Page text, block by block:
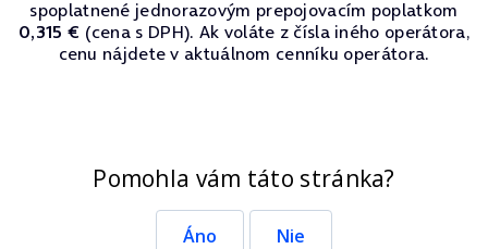
spoplatnené jednorazovým prepojovacím poplatkom
0,315 € (cena s DPH). Ak voláte z čísla iného operátora,
cenu nájdete v aktuálnom cenníku operátora.
Pomohla vám táto stránka?
Áno Nie